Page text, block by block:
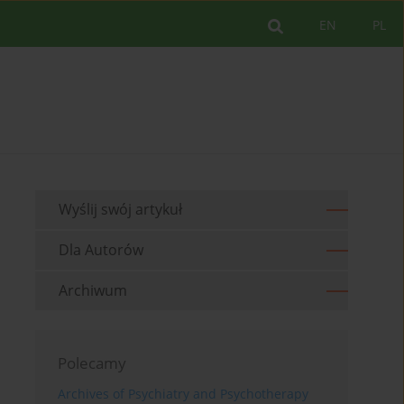
PL
EN
Wyślij swój artykuł
Dla Autorów
Archiwum
Polecamy
Archives of Psychiatry and Psychotherapy